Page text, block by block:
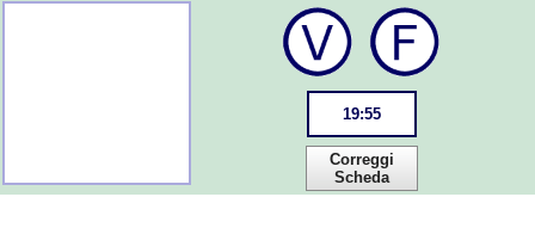
19:55
Correggi
Scheda